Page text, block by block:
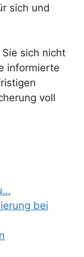
sich und
sich nicht
informierte
voll
bei